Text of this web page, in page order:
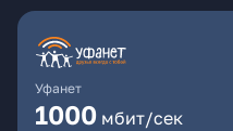
Уфанет
1000 мбит/сек